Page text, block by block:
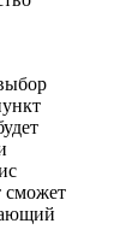
сможет